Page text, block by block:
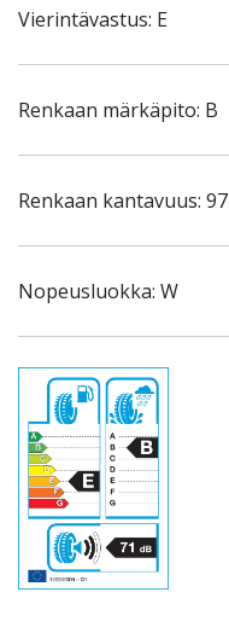
Vierintävastus: E
Renkaan märkäpito: B
Renkaan kantavuus: 97
Nopeusluokka: W